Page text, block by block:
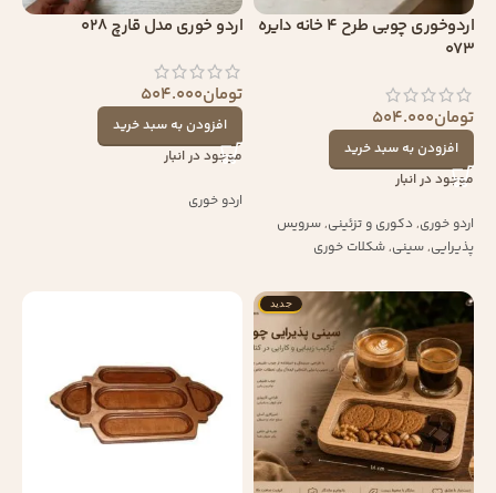
اردوخوری چوبی طرح 4 خانه دایره
073
تومان504.000
افزودن به سبد خرید
موجود در انبار
اردو خوری,دکوری و تزئینی,سرویس
پذیرایی,سینی,شکلات خوری
اردو خوری مدل قارچ 028
تومان504.000
افزودن به سبد خرید
موجود در انبار
اردو خوری
جدید